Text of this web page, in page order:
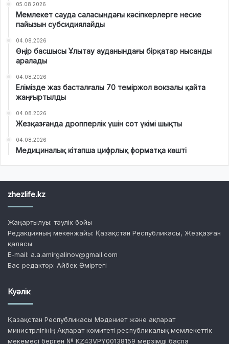
05.08.2026
Мемлекет сауда саласындағы кәсіпкерлерге несие
пайызын субсидиялайды
04.08.2026
Өңір басшысы Ұлытау ауданындағы бірқатар нысанды
аралады
04.08.2026
Елімізде жаз басталғалы 70 теміржол вокзалы қайта
жаңғыртылды
04.08.2026
Жезқазғанда дропперлік үшін сот үкімі шықты
04.08.2026
Медициналық кітапша цифрлық форматқа көшті
zhezlife.kz
Жаңартылуы: тәулік бойы
Редакцияның мекенжайы: Қазақстан Республикасы, Жезқазған
қаласы
E-mail: a.a.amirgalinov@gmail.com
Бас редактор: Айбек Әміртегі
Куәлік
Қазақстан Республикасы Мәдениет және ақпарат
министрлігінің Ақпарат комитеті республикалық мемлекеттік
мекемесі берген № KZ43VPY00138159 мерзімді баспа